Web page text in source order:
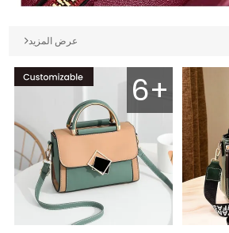
عرض المزيد
6+